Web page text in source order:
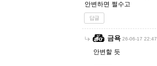
안변하면 쩔수고
답글
금욕 26-06-17 22:47
안변할 듯